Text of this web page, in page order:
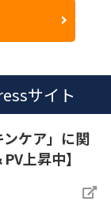
サイト
ンケア」に関
上昇中】